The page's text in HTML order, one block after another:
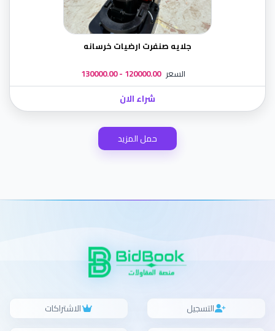
جلايه صنفرت ارضيات خرسانه
السعر 120000.00 - 130000.00
شراء الان
حمل المزيد
التسجيل
الاشتراكات